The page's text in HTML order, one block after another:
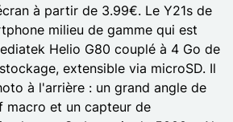
à partir de 3.99€. Le Y21s de
milieu de gamme qui est
Helio G80 couplé à 4 Go de
extensible via microSD. Il
à l'arrière : un grand angle de
macro et un capteur de